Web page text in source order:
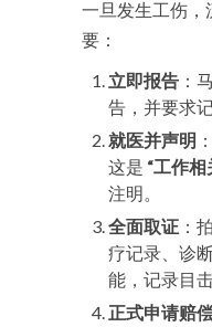
一旦发生工伤，
要：
立即报告 ：
告，并要求
就医并声明
这是 “工作相
注明。
全面取证 ：
疗记录、诊
能，记录目
正式申请赔